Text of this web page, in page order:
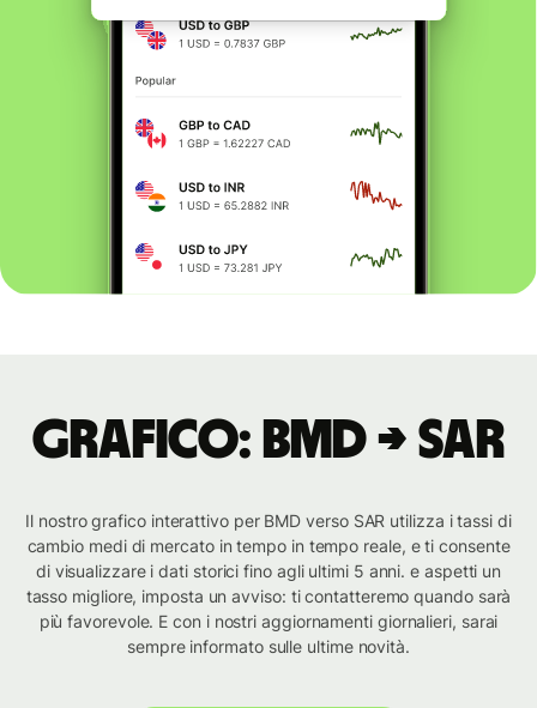
Grafico: BMD → SAR
Il nostro grafico interattivo per BMD verso SAR utilizza i tassi di
cambio medi di mercato in tempo in tempo reale, e ti consente
di visualizzare i dati storici fino agli ultimi 5 anni. e aspetti un
tasso migliore, imposta un avviso: ti contatteremo quando sarà
più favorevole. E con i nostri aggiornamenti giornalieri, sarai
sempre informato sulle ultime novità.